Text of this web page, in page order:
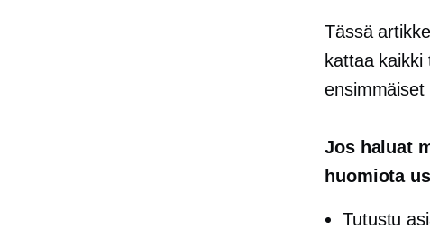
Tässä
kattaa
ensimmäiset
Jos haluat
huomiota
Tutustu